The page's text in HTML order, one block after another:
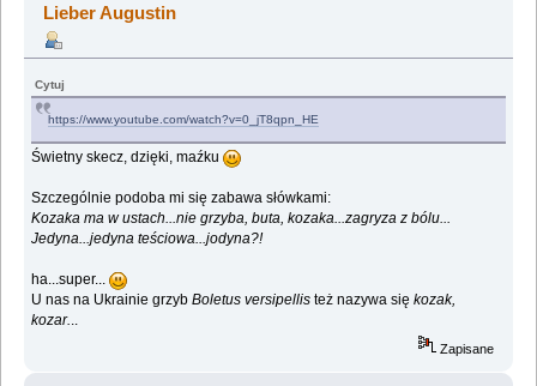
Lieber Augustin
Cytuj
https://www.youtube.com/watch?v=0_jT8qpn_HE
Świetny skecz, dzięki, maźku
Szczególnie podoba mi się zabawa słówkami:
Kozaka ma w ustach...nie grzyba, buta, kozaka...zagryza z bólu...
Jedyna...jedyna teściowa...jodyna?!
ha...super...
U nas na Ukrainie grzybBoletus versipellis też nazywa siękozak,
kozar.
Zapisane